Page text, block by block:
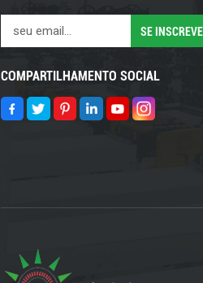
COMPARTILHAMENTO SOCIAL